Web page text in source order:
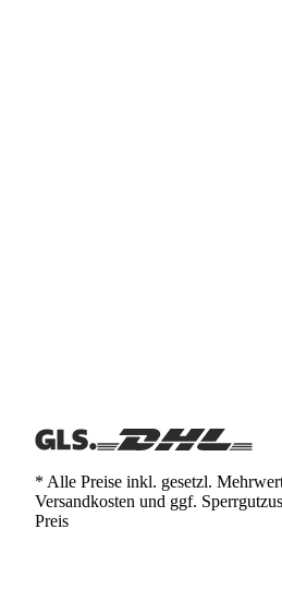
* Alle Preise inkl. gesetzl.
Versandkosten und ggf.
Preis